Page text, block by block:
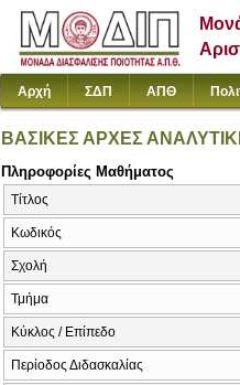
Αρχή ΣΔΠ ΑΠΘ
ΒΑΣΙΚΕΣ ΑΡΧΕΣ
Πληροφορίες Μαθήματος
Τίτλος
Κωδικός
Σχολή
Τμήμα
Κύκλος / Επίπεδο
Περίοδος Διδασκαλίας